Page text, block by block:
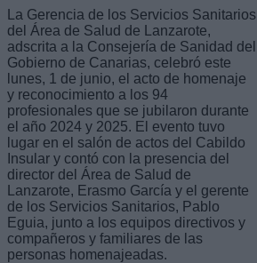
La Gerencia de los Servicios Sanitarios
del Área de Salud de Lanzarote,
adscrita a la Consejería de Sanidad del
Gobierno de Canarias, celebró este
lunes, 1 de junio, el acto de homenaje
y reconocimiento a los 94
profesionales que se jubilaron durante
el año 2024 y 2025. El evento tuvo
lugar en el salón de actos del Cabildo
Insular y contó con la presencia del
director del Área de Salud de
Lanzarote, Erasmo García y el gerente
de los Servicios Sanitarios, Pablo
Eguia, junto a los equipos directivos y
compañeros y familiares de las
personas homenajeadas.